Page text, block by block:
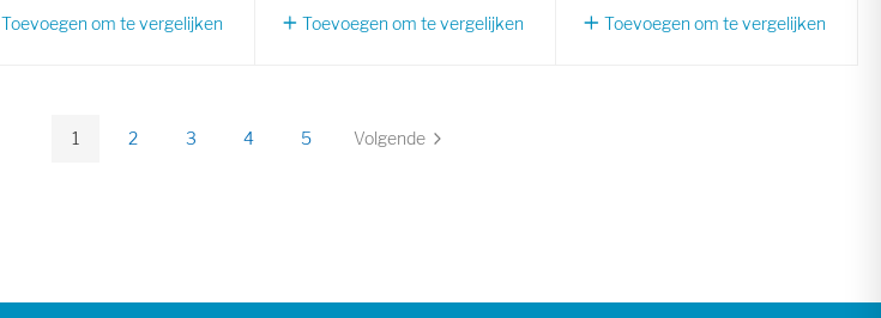
Toevoegen om te vergelijken Toevoegen om te vergelijken Toevoegen om te vergelijken
U lees momenteel pagina
1 Pagina
2 Pagina
3 Pagina
4 Pagina
5 Pagina
Volgende